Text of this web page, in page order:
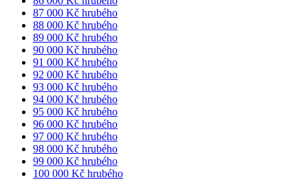
87 000 Kč hrubého
88 000 Kč hrubého
89 000 Kč hrubého
90 000 Kč hrubého
91 000 Kč hrubého
92 000 Kč hrubého
93 000 Kč hrubého
94 000 Kč hrubého
95 000 Kč hrubého
96 000 Kč hrubého
97 000 Kč hrubého
98 000 Kč hrubého
99 000 Kč hrubého
100 000 Kč hrubého